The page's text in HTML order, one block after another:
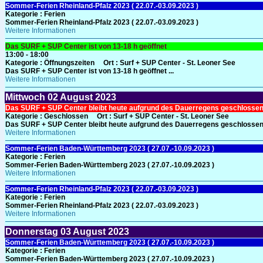
Sommer-Ferien Rheinland-Pfalz 2023 ( 22.07.-03.09.2023 )
Kategorie : Ferien
Sommer-Ferien Rheinland-Pfalz 2023 ( 22.07.-03.09.2023 )
Weitere Informationen
Das SURF + SUP Center ist von 13-18 h geöffnet
13:00 - 18:00
Kategorie : Öffnungszeiten Ort : Surf + SUP Center - St. Leoner See
Das SURF + SUP Center ist von 13-18 h geöffnet ...
Weitere Informationen
Mittwoch 02August 2023
Das SURF + SUP Center bleibt heute aufgrund des Dauerregens geschlossen
Kategorie : Geschlossen Ort : Surf + SUP Center - St. Leoner See
Das SURF + SUP Center bleibt heute aufgrund des Dauerregens
Weitere Informationen
Sommer-Ferien Baden-Württemberg 2023 ( 27.07.-10.09.2023 )
Kategorie : Ferien
Sommer-Ferien Baden-Württemberg 2023 ( 27.07.-10.09.2023 )
Weitere Informationen
Sommer-Ferien Rheinland-Pfalz 2023 ( 22.07.-03.09.2023 )
Kategorie : Ferien
Sommer-Ferien Rheinland-Pfalz 2023 ( 22.07.-03.09.2023 )
Weitere Informationen
Donnerstag 03August 2023
Sommer-Ferien Baden-Württemberg 2023 ( 27.07.-10.09.2023 )
Kategorie : Ferien
Sommer-Ferien Baden-Württemberg 2023 ( 27.07.-10.09.2023 )